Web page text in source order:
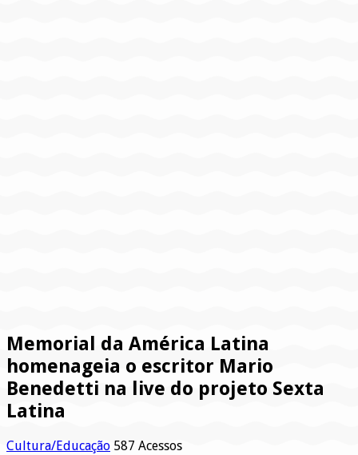
Memorial da América Latina
homenageia o escritor Mario
Benedetti na live do projeto Sexta
Latina
Cultura/Educação 587 Acessos